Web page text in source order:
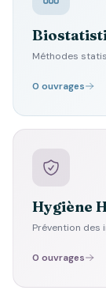
Méthodes
0 ouvrages
Hygiène
Prévention des
0 ouvrages